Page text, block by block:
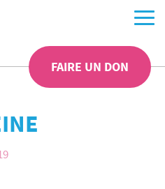
FAIRE UN DON